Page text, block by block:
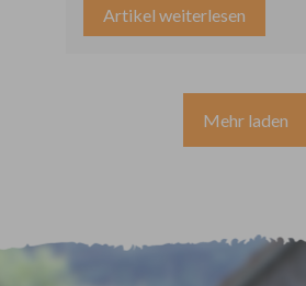
Baden-Württemberg und §§
Gewerbesteuergesetzes hat
Artikel weiterlesen
Mehr laden